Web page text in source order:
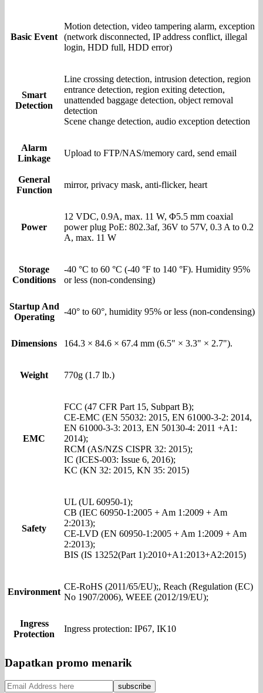
Basic Event
Motion detection, video tampering alarm, exception
(network disconnected, IP address conflict, illegal
login, HDD full, HDD error)
Smart
Detection
Line crossing detection, intrusion detection, region
entrance detection, region exiting detection,
unattended baggage detection, object removal
detection
Scene change detection, audio exception detection
Alarm
Linkage
Upload to FTP/NAS/memory card, send email
General
Function
mirror, privacy mask, anti-flicker, heart
Power
12 VDC, 0.9A, max. 11 W, Φ5.5 mm coaxial
power plug PoE: 802.3af, 36V to 57V, 0.3 A to 0.2
A, max. 11 W
Storage
Conditions
-40 °C to 60 °C (-40 °F to 140 °F). Humidity 95%
or less (non-condensing)
Startup And
Operating
-40° to 60°, humidity 95% or less (non-condensing)
Dimensions 164.3 × 84.6 × 67.4 mm (6.5" × 3.3" × 2.7").
Weight 770g (1.7 lb.)
EMC
FCC (47 CFR Part 15, Subpart B);
CE-EMC (EN 55032: 2015, EN 61000-3-2: 2014,
EN 61000-3-3: 2013, EN 50130-4: 2011 +A1:
2014);
RCM (AS/NZS CISPR 32: 2015);
IC (ICES-003: Issue 6, 2016);
KC (KN 32: 2015, KN 35: 2015)
Safety
UL (UL 60950-1);
CB (IEC 60950-1:2005 + Am 1:2009 + Am
2:2013);
CE-LVD (EN 60950-1:2005 + Am 1:2009 + Am
2:2013);
BIS (IS 13252(Part 1):2010+A1:2013+A2:2015)
Environment
CE-RoHS (2011/65/EU);, Reach (Regulation (EC)
No 1907/2006), WEEE (2012/19/EU);
Ingress
Protection
Ingress protection: IP67, IK10
Dapatkan promo menarik